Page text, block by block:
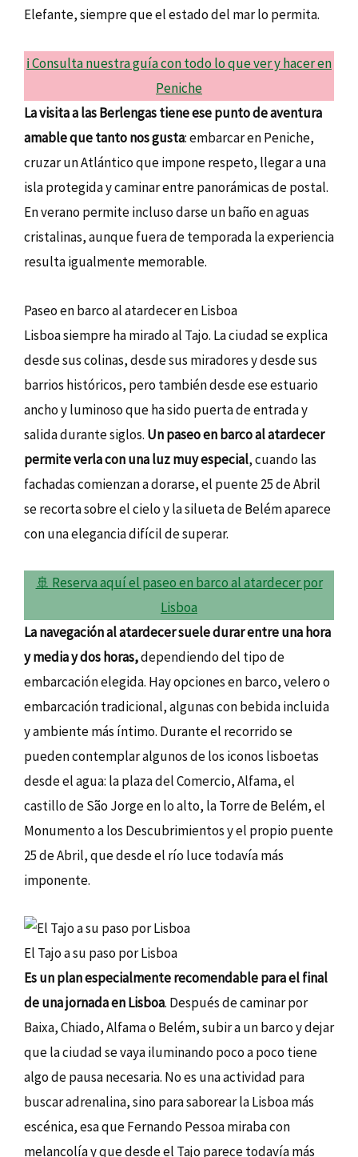
Elefante, siempre que el estado del mar lo permita.
ℹ️ Consulta nuestra guía con todo lo que ver y hacer en
Peniche
La visita a las Berlengas tiene ese punto de aventura
amable que tanto nos gusta: embarcar en Peniche,
cruzar un Atlántico que impone respeto, llegar a una
isla protegida y caminar entre panorámicas de postal.
En verano permite incluso darse un baño en aguas
cristalinas, aunque fuera de temporada la experiencia
resulta igualmente memorable.
Paseo en barco al atardecer en Lisboa
Lisboa siempre ha mirado al Tajo. La ciudad se explica
desde sus colinas, desde sus miradores y desde sus
barrios históricos, pero también desde ese estuario
ancho y luminoso que ha sido puerta de entrada y
salida durante siglos. Un paseo en barco al atardecer
permite verla con una luz muy especial, cuando las
fachadas comienzan a dorarse, el puente 25 de Abril
se recorta sobre el cielo y la silueta de Belém aparece
con una elegancia difícil de superar.
🚢 Reserva aquí el paseo en barco al atardecer por
Lisboa
La navegación al atardecer suele durar entre una hora
y media y dos horas,dependiendo del tipo de
embarcación elegida. Hay opciones en barco, velero o
embarcación tradicional, algunas con bebida incluida
y ambiente más íntimo. Durante el recorrido se
pueden contemplar algunos de los iconos lisboetas
desde el agua: la plaza del Comercio, Alfama, el
castillo de São Jorge en lo alto, la Torre de Belém, el
Monumento a los Descubrimientos y el propio puente
25 de Abril, que desde el río luce todavía más
imponente.
El Tajo a su paso por Lisboa
Es un plan especialmente recomendable para el final
de una jornada en Lisboa. Después de caminar por
Baixa, Chiado, Alfama o Belém, subir a un barco y dejar
que la ciudad se vaya iluminando poco a poco tiene
algo de pausa necesaria. No es una actividad para
buscar adrenalina, sino para saborear la Lisboa más
escénica, esa que Fernando Pessoa miraba con
melancolía y que desde el Tajo parece todavía más